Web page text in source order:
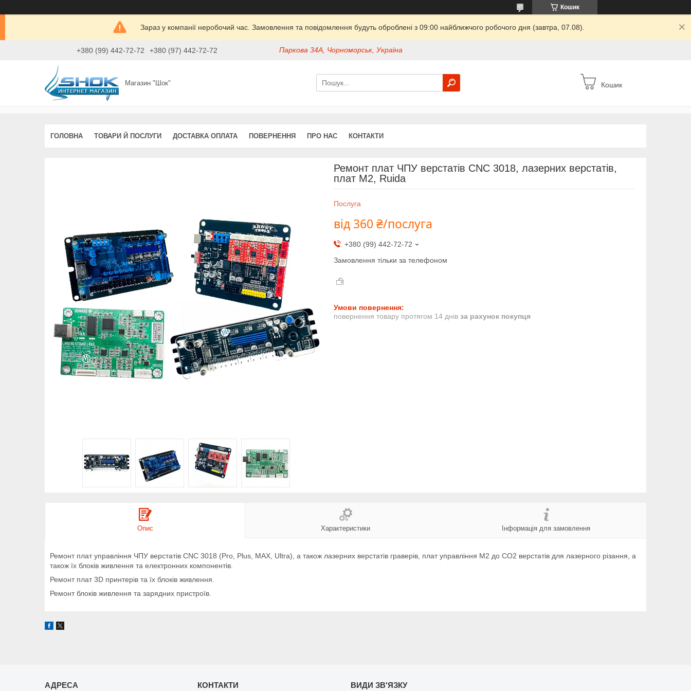
Кошик
Зараз у компанії неробочий час. Замовлення та повідомлення будуть оброблені з 09:00 найближчого робочого дня (завтра, 07.08).
+380 (99) 442-72-72 +380 (97) 442-72-72 Паркова 34А, Чорноморськ, Україна
Магазин "Шок" Кошик
ГОЛОВНА ТОВАРИ Й ПОСЛУГИ ДОСТАВКА ОПЛАТА ПОВЕРНЕННЯ ПРО НАС КОНТАКТИ
Ремонт плат ЧПУ верстатів CNC 3018, лазерних верстатів,
плат M2, Ruida
Послуга
від 360 ₴/послуга
+380 (99) 442-72-72
Замовлення тільки за телефоном
повернення товару протягом 14 днів за рахунок покупця
Опис Характеристики Інформація для замовлення
Ремонт плат управління ЧПУ верстатів CNC 3018 (Pro, Plus, MAX, Ultra), а також лазерних верстатів граверів, плат управління M2 до CO2 верстатів для лазерного різання, а
також їх блоків живлення та електронних компонентів.
Ремонт плат 3D принтерів та їх блоків живлення.
Ремонт блоків живлення та зарядних пристроїв.